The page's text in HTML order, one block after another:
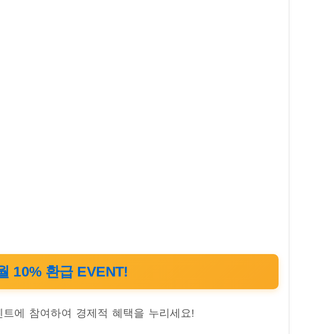
10% 환급 EVENT!
에 참여하여 경제적 혜택을 누리세요!